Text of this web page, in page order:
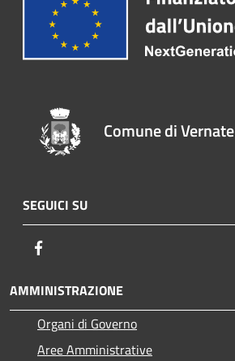
Comune di Vernate
SEGUICI SU
AMMINISTRAZIONE
Organi di Governo
Aree Amministrative